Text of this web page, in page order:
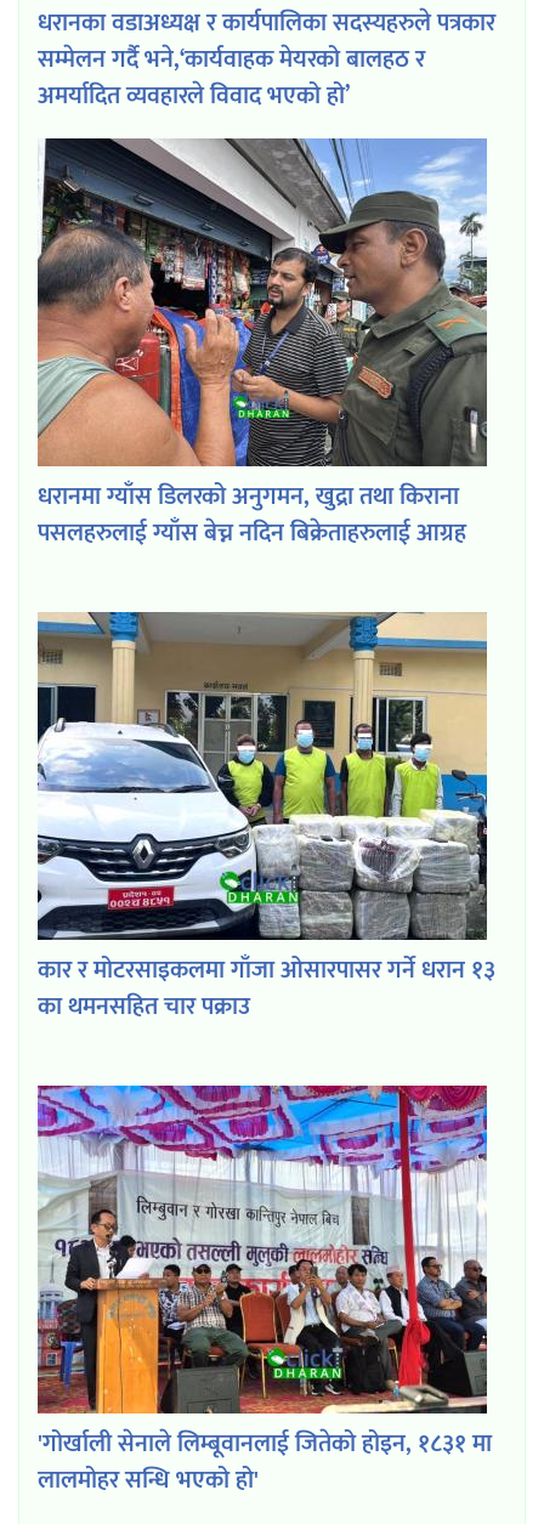
धरानका वडाअध्यक्ष र कार्यपालिका सदस्यहरुले पत्रकार
सम्मेलन गर्दै भने,‘कार्यवाहक मेयरको बालहठ र
अमर्यादित व्यवहारले विवाद भएको हो’
धरानमा ग्याँस डिलरको अनुगमन, खुद्रा तथा किराना
पसलहरुलाई ग्याँस बेच्न नदिन बिक्रेताहरुलाई आग्रह
कार र मोटरसाइकलमा गाँजा ओसारपासर गर्ने धरान १३
का थमनसहित चार पक्राउ
'गोर्खाली सेनाले लिम्बूवानलाई जितेको होइन, १८३१ मा
लालमोहर सन्धि भएको हो'